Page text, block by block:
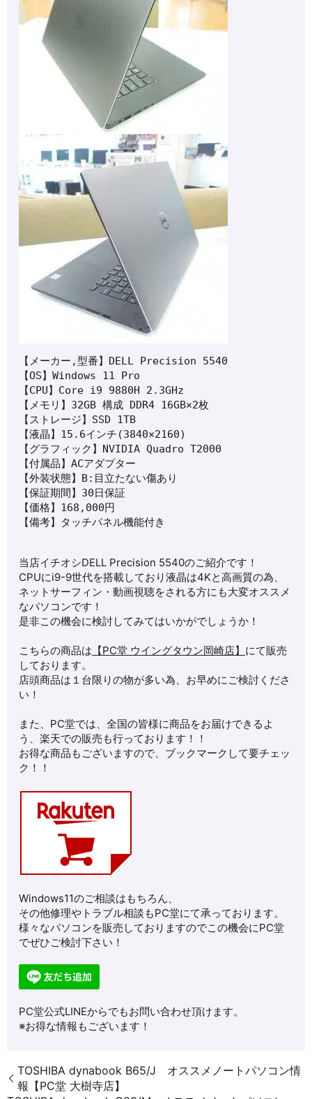
【メーカー,型番】DELL Precision 5540
【OS】Windows 11 Pro
【CPU】Core i9 9880H 2.3GHz
【メモリ】32GB 構成 DDR4 16GB×2枚
【ストレージ】SSD 1TB
【液晶】15.6インチ(3840×2160)
【グラフィック】NVIDIA Quadro T2000
【付属品】ACアダプター
【外装状態】B:目立たない傷あり
【保証期間】30日保証
【価格】168,000円
【備考】タッチパネル機能付き
当店イチオシDELL Precision 5540のご紹介です！
CPUにi9-9世代を搭載しており液晶は4Kと高画質の為、
ネットサーフィン・動画視聴をされる方にも大変オススメ
なパソコンです！
是非この機会に検討してみてはいかがでしょうか！
こちらの商品は 【PC堂 ウイングタウン岡崎店】 にて販売
しております。
店頭商品は１台限りの物が多い為、お早めにご検討くださ
い！
また、PC堂では、全国の皆様に商品をお届けできるよ
う、楽天での販売も行っております！！
お得な商品もございますので、ブックマークして要チェッ
ク！！
Windows11のご相談はもちろん、
その他修理やトラブル相談もPC堂にて承っております。
様々なパソコンを販売しておりますのでこの機会にPC堂
でぜひご検討下さい！
PC堂公式LINEからでもお問い合わせ頂けます。
※お得な情報もございます！
TOSHIBA dynabook B65/J オススメノートパソコン情
報【PC堂 大樹寺店】